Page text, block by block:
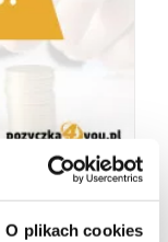
O plikach cookies